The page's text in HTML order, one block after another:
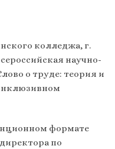
колледжа, г.
научно-
о труде: теория и
формате
по